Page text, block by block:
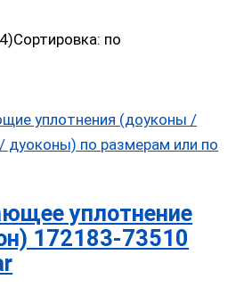
Сортировка: по
уплотнение
172183-73510